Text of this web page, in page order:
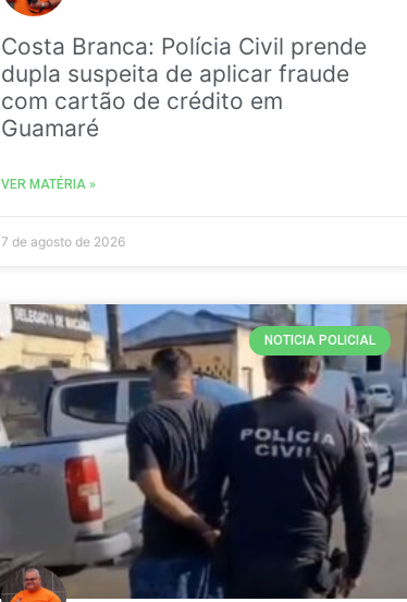
Costa Branca: Polícia Civil prende
dupla suspeita de aplicar fraude
com cartão de crédito em
Guamaré
VER MATÉRIA »
7 de agosto de 2026
NOTICIA POLICIAL